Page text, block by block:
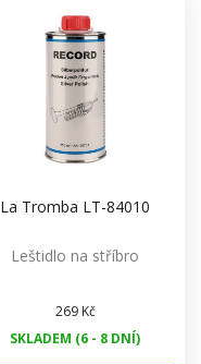
La Tromba LT-84010
Leštidlo na stříbro
269 Kč
SKLADEM (6 - 8 DNÍ)